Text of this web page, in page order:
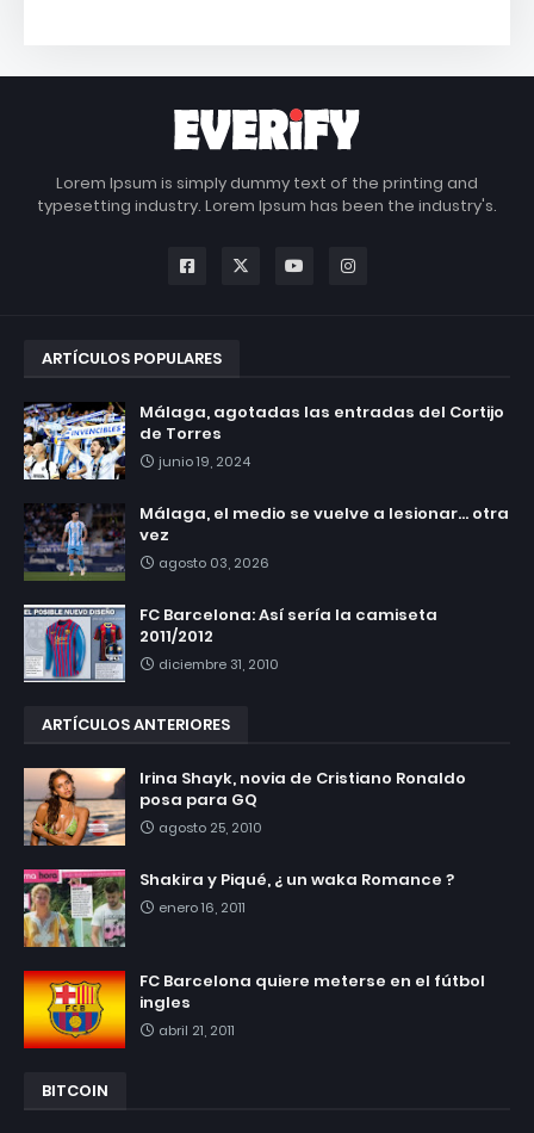
Lorem Ipsum is simply dummy text of the printing and
typesetting industry. Lorem Ipsum has been the industry's.
ARTÍCULOS POPULARES
Málaga, agotadas las entradas del Cortijo
de Torres
junio 19, 2024
Málaga, el medio se vuelve a lesionar... otra
vez
agosto 03, 2026
FC Barcelona: Así sería la camiseta
2011/2012
diciembre 31, 2010
ARTÍCULOS ANTERIORES
Irina Shayk, novia de Cristiano Ronaldo
posa para GQ
agosto 25, 2010
Shakira y Piqué, ¿ un waka Romance ?
enero 16, 2011
FC Barcelona quiere meterse en el fútbol
ingles
abril 21, 2011
BITCOIN